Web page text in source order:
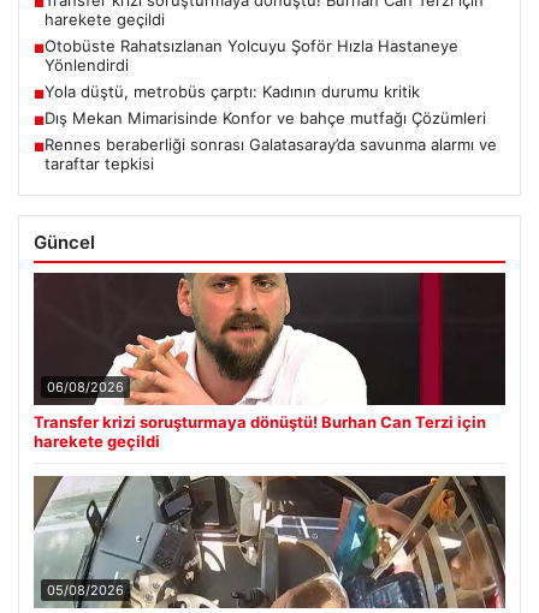
harekete geçildi
■Otobüste Rahatsızlanan Yolcuyu Şoför Hızla Hastaneye
Yönlendirdi
■Yola düştü, metrobüs çarptı: Kadının durumu kritik
■Dış Mekan Mimarisinde Konfor ve bahçe mutfağı Çözümleri
■Rennes beraberliği sonrası Galatasaray’da savunma alarmı ve
taraftar tepkisi
Güncel
06/08/2026
Transfer krizi soruşturmaya dönüştü! Burhan Can Terzi için
harekete geçildi
05/08/2026